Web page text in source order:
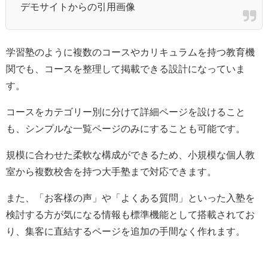
デモサイトからの引用画像
学習塾のように複数のコースやカリキュラムを持つ教育機
関でも、コースを整理して掲載できる設計になっていま
す。
コースをカテゴリー別に分けて詳細ページを設けること
も、シンプルな一覧ページのみにすることも可能です。
規模に合わせた柔軟な構成ができるため、小規模な個人教
室から複数校舎を持つ大手塾まで対応できます。
また、「お客様の声」や「よくある質問」といった入塾を
検討する方が気になる情報も標準機能として搭載されてお
り、集客に直結するページを追加の手間なく作れます。